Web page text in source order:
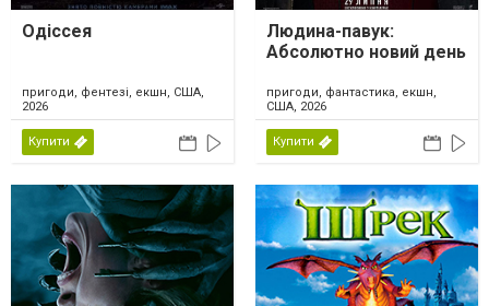
Одіссея
пригоди, фентезі, екшн, США,
2026
Купити
Людина-павук:
Абсолютно новий день
пригоди, фантастика, екшн,
США, 2026
Купити